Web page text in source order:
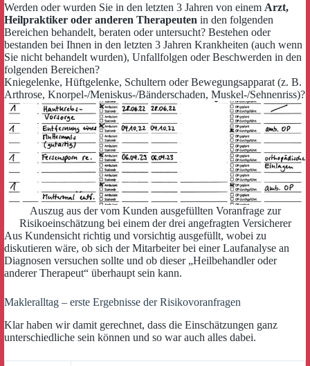
Werden oder wurden Sie in den letzten 3 Jahren von einem Arzt,
Heilpraktiker oder anderen Therapeuten in den folgenden
Bereichen behandelt, beraten oder untersucht? Bestehen oder
bestanden bei Ihnen in den letzten 3 Jahren Krankheiten (auch wenn
Sie nicht behandelt wurden), Unfallfolgen oder Beschwerden in den
folgenden Bereichen?
Kniegelenke, Hüftgelenke, Schultern oder Bewegungsapparat (z. B.
Arthrose, Knorpel-/Meniskus-/Bänderschaden, Muskel-/Sehnenriss)?
Auszug aus der vom Kunden ausgefüllten Voranfrage zur
Risikoeinschätzung bei einem der drei angefragten Versicherer
Aus Kundensicht richtig und vorsichtig ausgefüllt, wobei zu
diskutieren wäre, ob sich der Mitarbeiter bei einer Laufanalyse an
Diagnosen versuchen sollte und ob dieser „Heilbehandler oder
anderer Therapeut“ überhaupt sein kann.
Makleralltag – erste Ergebnisse der Risikovoranfragen
Klar haben wir damit gerechnet, dass die Einschätzungen ganz
unterschiedliche sein können und so war auch alles dabei.